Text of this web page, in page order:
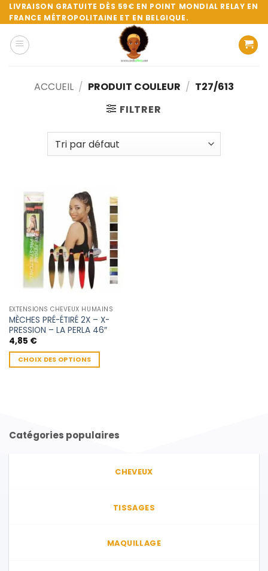
Passer
au
contenu
LIVRAISON GRATUITE DÈS 59€ EN POINT MONDIAL RELAY EN
FRANCE MÉTROPOLITAINE ET EN BELGIQUE.
ACCUEIL / PRODUIT COULEUR / T27/613
FILTRER
EXTENSIONS CHEVEUX HUMAINS
MÈCHES PRÉ-ÉTIRÉ 2X – X-
PRESSION – LA PERLA 46″
4,85 €
CHOIX DES OPTIONS
Les
Catégories populaires
CHEVEUX
TISSAGES
MAQUILLAGE